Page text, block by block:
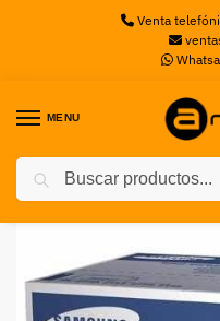
Venta
MENU
Inicio Toners INS SAM